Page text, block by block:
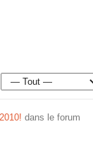
dans le forum